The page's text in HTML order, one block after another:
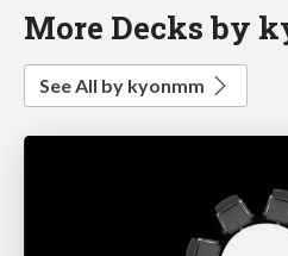
More Decks by
See All by kyonmm